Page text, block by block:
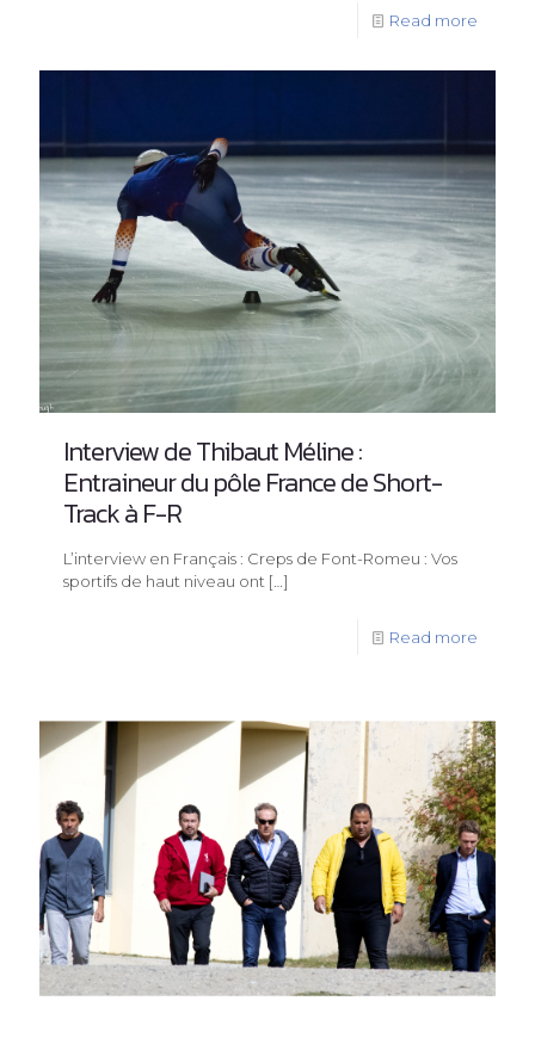
Read more
Interview de Thibaut Méline :
Entraineur du pôle France de Short-
Track à F-R
L’interview en Français : Creps de Font-Romeu : Vos
sportifs de haut niveau ont […]
Read more